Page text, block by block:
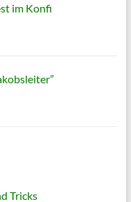
im Konfi
Tricks